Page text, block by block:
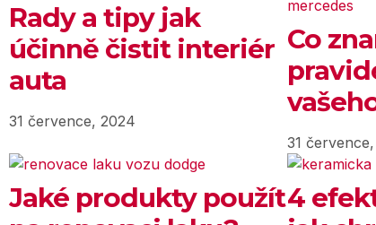
Rady a tipy jak
účinně čistit interiér
auta
31 července, 2024
Co
31
Jaké produkty použít4